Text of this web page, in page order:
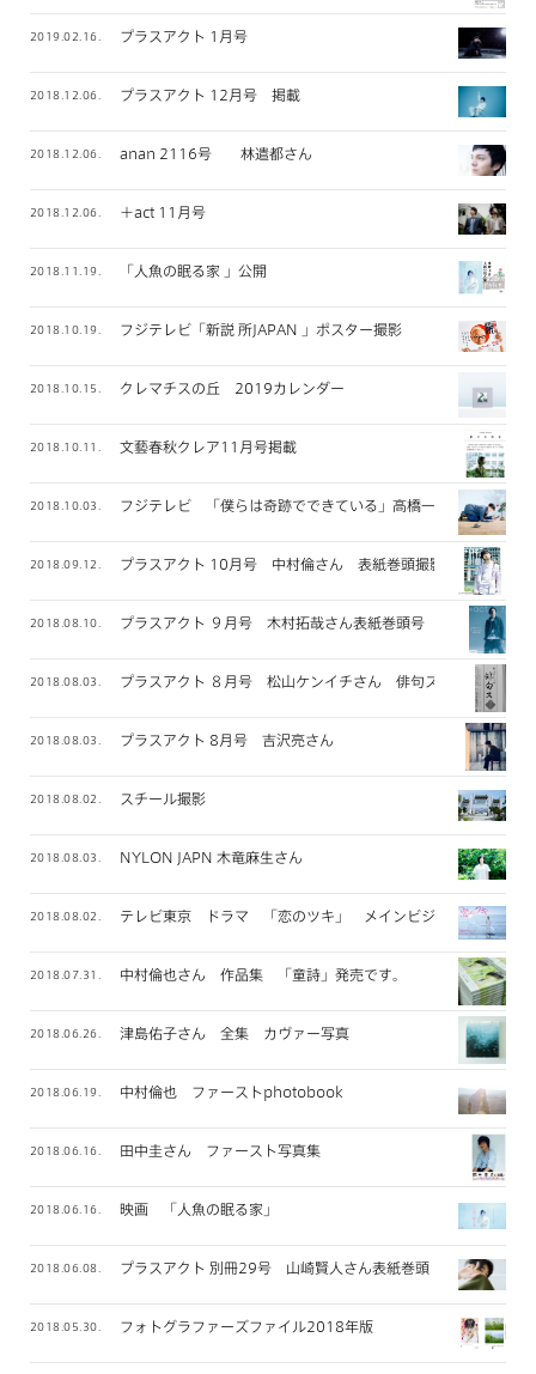
2019.02.16. プラスアクト 1月号
2018.12.06. プラスアクト 12月号 掲載
2018.12.06. anan 2116号 林遣都さん
2018.12.06. ＋act 11月号
2018.11.19. 「人魚の眠る家 」公開
2018.10.19. フジテレビ「新説 所JAPAN 」ポスター撮影
2018.10.15. クレマチスの丘 2019カレンダー
2018.10.11. 文藝春秋クレア11月号掲載
2018.10.03. フジテレビ 「僕らは奇跡でできている」高橋一生さん メイ
2018.09.12. プラスアクト 10月号 中村倫さん 表紙巻頭撮影
2018.08.10. プラスアクト ９月号 木村拓哉さん表紙巻頭号
2018.08.03. プラスアクト ８月号 松山ケンイチさん 俳句ス 連載
2018.08.03. プラスアクト 8月号 吉沢亮さん
2018.08.02. スチール撮影
2018.08.03. NYLON JAPN 木竜麻生さん
2018.08.02. テレビ東京 ドラマ 「恋のツキ」 メインビジュアル撮影
2018.07.31. 中村倫也さん 作品集 「童詩」発売です。
2018.06.26. 津島佑子さん 全集 カヴァー写真
2018.06.19. 中村倫也 ファーストphotobook
2018.06.16. 田中圭さん ファースト写真集
2018.06.16. 映画 「人魚の眠る家」
2018.06.08. プラスアクト 別冊29号 山崎賢人さん表紙巻頭
2018.05.30. フォトグラファーズファイル2018年版